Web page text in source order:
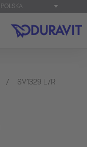
POLSKA
SV1329 L/R